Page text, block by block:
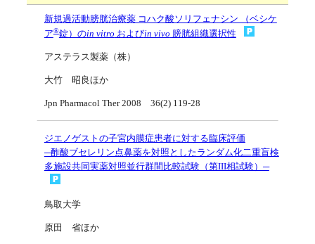
新規過活動膀胱治療薬 コハク酸ソリフェナシン （ベシケ
ア®錠）のin vitro およびin vivo 膀胱組織選択性
アステラス製薬（株）
大竹 昭良ほか
Jpn Pharmacol Ther 2008 36(2) 119-28
ジエノゲストの子宮内膜症患者に対する臨床評価
─酢酸ブセレリン点鼻薬を対照としたランダム化二重盲検
多施設共同実薬対照並行群間比較試験（第III相試験）─
鳥取大学
原田 省ほか